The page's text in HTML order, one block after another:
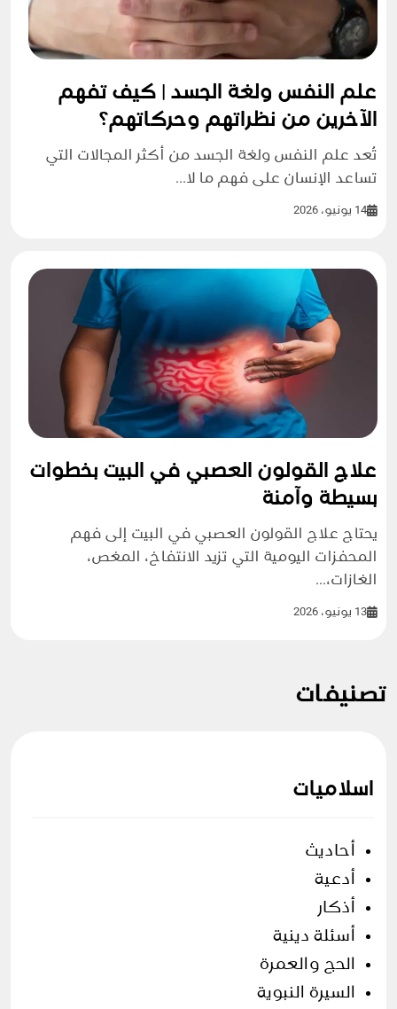
علم النفس ولغة الجسد | كيف تفهم
الآخرين من نظراتهم وحركاتهم؟
تُعد علم النفس ولغة الجسد من أكثر المجالات التي
تساعد الإنسان على فهم ما لا...
14 يونيو، 2026
علاج القولون العصبي في البيت بخطوات
بسيطة وآمنة
يحتاج علاج القولون العصبي في البيت إلى فهم
المحفزات اليومية التي تزيد الانتفاخ، المغص،
الغازات،...
13 يونيو، 2026
تصنيفات
اسلاميات
أحاديث
أدعية
أذكار
أسئلة دينية
الحج والعمرة
السيرة النبوية